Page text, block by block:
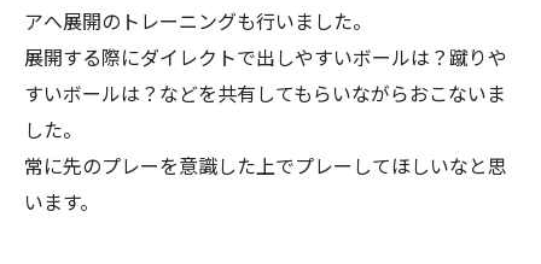
アへ展開のトレーニングも行いました。
展開する際にダイレクトで出しやすいボールは？蹴りや
すいボールは？などを共有してもらいながらおこないま
した。
常に先のプレーを意識した上でプレーしてほしいなと思
います。